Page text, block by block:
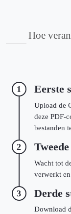
Hoe
1 Eerste
Upload de
deze PDF-
bestanden
2
Wacht tot
verwerkt
3 Derde
Download